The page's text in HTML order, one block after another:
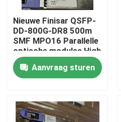
Contacteer ons
Nieuws
Nvidia AI-producten
400G/800G optische module
Nieuwe Finisar QSFP-
DD-800G-DR8 500m
SMF MPO16 Parallelle
optische modules High
Rate 800G Network
Switch 16 Core
Capacity 400G
Aanvraag sturen